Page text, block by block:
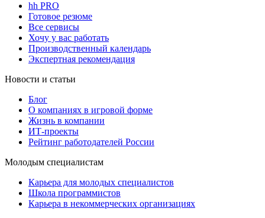
hh PRO
Готовое резюме
Все сервисы
Хочу у вас работать
Производственный календарь
Экспертная рекомендация
Новости и статьи
Блог
О компаниях в игровой форме
Жизнь в компании
ИТ-проекты
Рейтинг работодателей России
Молодым специалистам
Карьера для молодых специалистов
Школа программистов
Карьера в некоммерческих организациях